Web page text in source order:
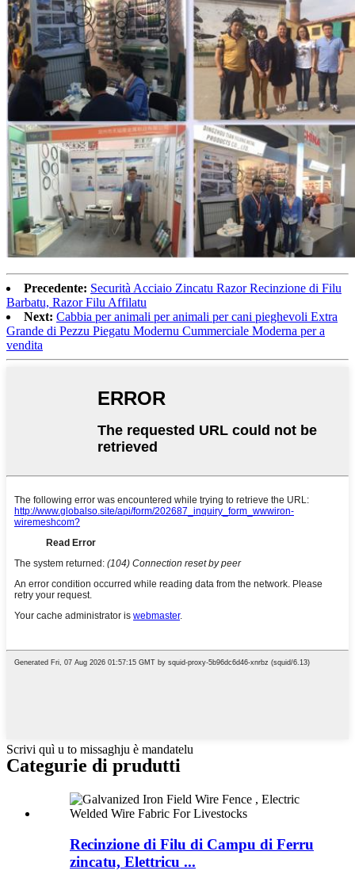
Precedente: Securità Acciaio Zincatu Razor Recinzione di Filu
Barbatu, Razor Filu Affilatu
Next: Cabbia per animali per animali per cani pieghevoli Extra
Grande di Pezzu Piegatu Modernu Cummerciale Moderna per a
vendita
Scrivi quì u to missaghju è mandatelu
Categurie di prudutti
Recinzione di Filu di Campu di Ferru
zincatu, Elettricu ...